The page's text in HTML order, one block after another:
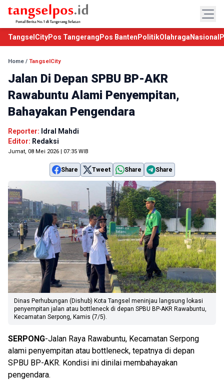
TangselCityPos Tangerang Pos Banten PolitikOlahraga Nasional
Home / TangselCity
Jalan Di Depan SPBU BP-AKR
Rawabuntu Alami Penyempitan,
Bahayakan Pengendara
Reporter: Idral Mahdi
Editor: Redaksi
Jumat, 08 Mei 2026 | 07:35 WIB
Share Tweet Share Share
Dinas Perhubungan (Dishub) Kota Tangsel meninjau langsung lokasi
penyempitan jalan atau bottleneck di depan SPBU BP-AKR Rawabuntu,
Kecamatan Serpong, Kamis (7/5).
SERPONG-Jalan Raya Rawabuntu, Kecamatan Serpong
alami penyempitan atau bottleneck, tepatnya di depan
SPBU BP-AKR. Kondisi ini dinilai membahayakan
pengendara.